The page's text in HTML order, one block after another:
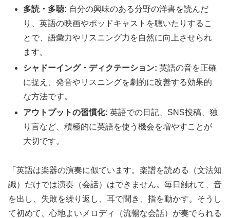
多読・多聴: 自分の興味のある分野の洋書を読んだ
り、英語の映画やポッドキャストを聴いたりするこ
とで、語彙力やリスニング力を自然に向上させられ
ます。
シャドーイング・ディクテーション: 英語の音を正確
に捉え、発音やリスニングを劇的に改善する効果的
な方法です。
アウトプットの習慣化: 英語での日記、SNS投稿、独
り言など、積極的に英語を使う機会を増やすことが
大切です。
「英語は楽器の演奏に似ています。楽譜を読める（文法知
識）だけでは演奏（会話）はできません。毎日触れて、音
を出し、失敗を繰り返し、耳で聞き、指を動かす。そうし
て初めて、心地よいメロディ（流暢な会話）が奏でられる